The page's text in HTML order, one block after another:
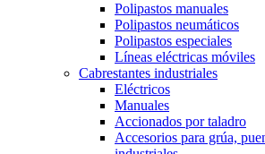
Polipastos manuales
Polipastos neumáticos
Polipastos especiales
Líneas eléctricas móviles
Cabrestantes industriales
Eléctricos
Manuales
Accionados por taladro
Accesorios para grúa,